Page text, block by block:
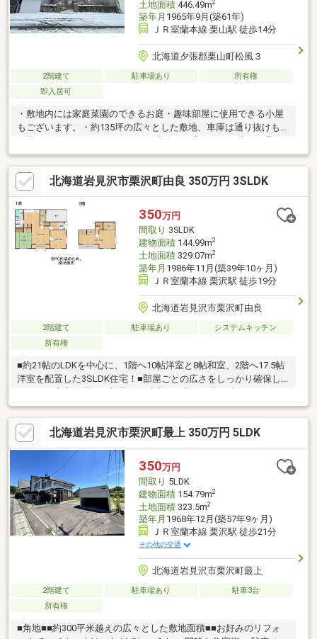
土地面積446.49m2
築年月 1965年9月(築61年)
ＪＲ室蘭本線 栗山駅 徒歩14分
北海道夕張郡栗山町松風３
2階建て 駐車場あり
所有権
即入居可
・敷地内には家庭菜園のできるお庭・趣味部屋に使用できる小屋
もございます。・約135坪の広々とした敷地、車庫は通り抜けも
な明るいお家です。お問合せの際は【物件番号13219】とお伝え
いただけるとスムーズにご対応できます。
北海道岩見沢市栗沢町由良 350万円 3SLDK
350万円
間取り 3SLDK
建物面積144.99m2
土地面積329.07m2
築年月 1986年11月(築39年10ヶ月)
ＪＲ室蘭本線 栗沢駅 徒歩19分
北海道岩見沢市栗沢町由良
2階建て 駐車場あり
システムキッチン
所有権
■約21帖のLDKを中心に、1階へ10帖洋室と8帖和室、2階へ17.5帖
洋室を配置した3SLDK住宅！■部屋ごとの広さをしっかり確保し
ており、寝室・子ども部屋・趣味室など暮らし方に合わせて使い
分けできます◎■納戸や押入、物置など収納スペースも充実！季
節用品や日用品をまとめやすく、居住空間を広く保てます♪■車庫
付きで雨や雪の日の乗り降りにも便利！サンルームは洗濯物干し
のほか、植物を育てる場所としても活躍します◎■中央バス「栗
沢北通」停まで徒歩3分！約99坪の敷地で、屋内外ともにゆとり
ある暮らしを叶えられます♪お気軽にお問い合わせください
♪（TEL:011-790-8100）
北海道岩見沢市栗沢町最上 350万円 5LDK
350万円
間取り 5LDK
建物面積154.79m2
土地面積323.5m2
築年月 1968年12月(築57年9ヶ月)
ＪＲ室蘭本線 栗沢駅 徒歩21分
その他の交通
北海道岩見沢市栗沢町最上
2階建て 駐車場あり
駐車3台
所有権
■角地■■約300平米越えの広々とした敷地面積■■お好みのリフォ